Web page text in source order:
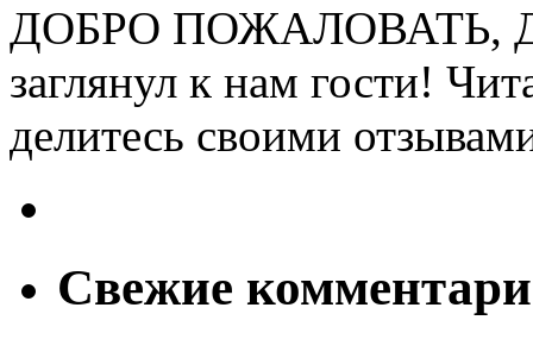
ДОБРО ПОЖАЛОВАТЬ,
заглянул к нам гости!
делитесь своими
Свежие